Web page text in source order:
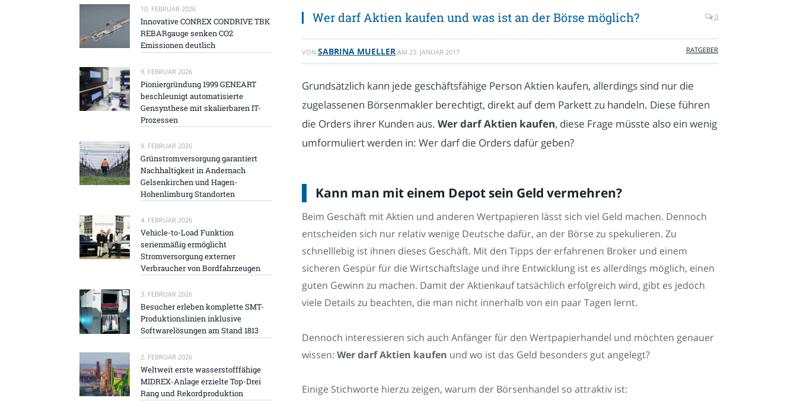
Wer darf Aktien kaufen und was ist an der Börse möglich? 0
VON SABRINA MUELLER AM 23. JANUAR 2017 RATGEBER
Grundsätzlich kann jede geschäftsfähige Person Aktien kaufen, allerdings sind nur die
zugelassenen Börsenmakler berechtigt, direkt auf dem Parkett zu handeln. Diese führen
die Orders ihrer Kunden aus. Wer darf Aktien kaufen, diese Frage müsste also ein wenig
umformuliert werden in: Wer darf die Orders dafür geben?
Kann man mit einem Depot sein Geld vermehren?
Beim Geschäft mit Aktien und anderen Wertpapieren lässt sich viel Geld machen. Dennoch
entscheiden sich nur relativ wenige Deutsche dafür, an der Börse zu spekulieren. Zu
schnelllebig ist ihnen dieses Geschäft. Mit den Tipps der erfahrenen Broker und einem
sicheren Gespür für die Wirtschaftslage und ihre Entwicklung ist es allerdings möglich, einen
guten Gewinn zu machen. Damit der Aktienkauf tatsächlich erfolgreich wird, gibt es jedoch
viele Details zu beachten, die man nicht innerhalb von ein paar Tagen lernt.
Dennoch interessieren sich auch Anfänger für den Wertpapierhandel und möchten genauer
wissen: Wer darf Aktien kaufen und wo ist das Geld besonders gut angelegt?
Einige Stichworte hierzu zeigen, warum der Börsenhandel so attraktiv ist:
10. FEBRUAR 2026
Innovative CONREX CONDRIVE TBK
REBARgauge senken CO2
Emissionen deutlich
9. FEBRUAR 2026
Pioniergründung 1999 GENEART
beschleunigt automatisierte
Gensynthese mit skalierbaren IT-
Prozessen
9. FEBRUAR 2026
Grünstromversorgung garantiert
Nachhaltigkeit in Andernach
Gelsenkirchen und Hagen-
Hohenlimburg Standorten
4. FEBRUAR 2026
Vehicle-to-Load Funktion
serienmäßig ermöglicht
Stromversorgung externer
Verbraucher von Bordfahrzeugen
3. FEBRUAR 2026
Besucher erleben komplette SMT-
Produktionslinien inklusive
Softwarelösungen am Stand 1813
2. FEBRUAR 2026
Weltweit erste wasserstofffähige
MIDREX-Anlage erzielte Top-Drei
Rang und Rekordproduktion